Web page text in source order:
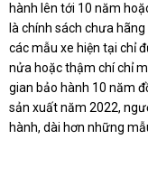
hành lên tới 10 năm
là chính sách chưa
các mẫu xe hiện tại chỉ
nửa hoặc thậm chí chỉ
gian bảo hành 10 năm
sản xuất năm 2022,
hành, dài hơn những